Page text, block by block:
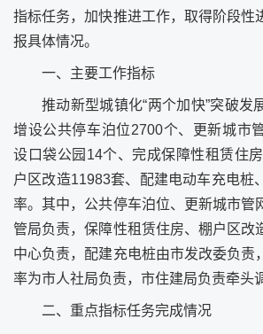
指标任务，加快推进工作，取得阶段性
报具体情况。
一、主要工作指标
推动新型城镇化“两个加快”突破发
增设公共停车泊位2700个、更新城市
设口袋公园14个、完成保障性租赁住
户区改造11983套、配建电动车充电桩
率。其中，公共停车泊位、更新城市管
管局负责，保障性租赁住房、棚户区改
中心负责，配建充电桩由市发改委负责
率为市人社局负责，市住建局负责牵头
二、重点指标任务完成情况